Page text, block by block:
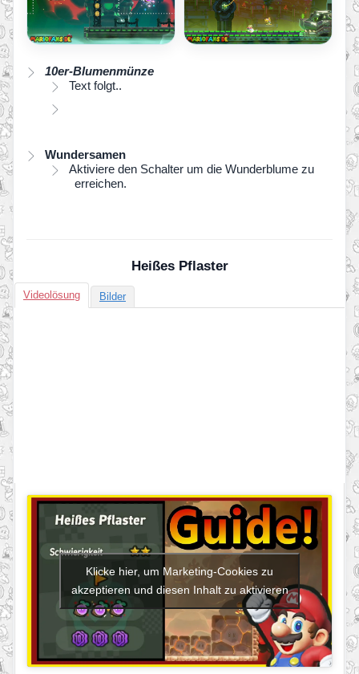
10er-Blumenmünze
Text folgt..
Wundersamen
Aktiviere den Schalter um die Wunderblume zu
erreichen.
Heißes Pflaster
Videolösung Bilder
Klicke hier, um Marketing-Cookies zu
akzeptieren und diesen Inhalt zu aktivieren